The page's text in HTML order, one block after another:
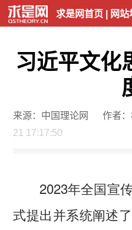
求是网首页| 网站
习近平文化
来源：中国理论网 作者
21 17:17:50
2023年全国宣传
式提出并系统阐述